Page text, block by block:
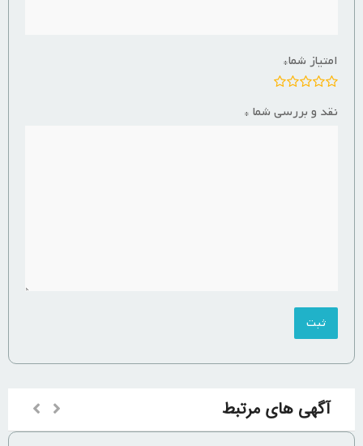
امتیاز شما*
نقد و بررسی شما *
آگهی های مرتبط